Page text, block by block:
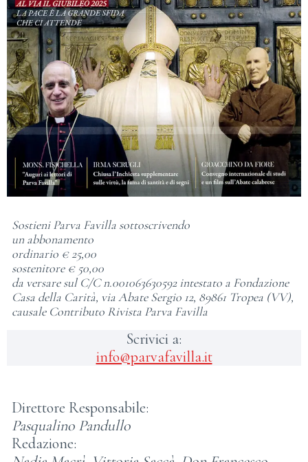
Sostieni Parva Favilla sottoscrivendo
un abbonamento
ordinario € 25,00
sostenitore € 50,00
da versare sul C/C n.001063630592 intestato a Fondazione
Casa della Carità, via Abate Sergio 12, 89861 Tropea (VV),
causale Contributo Rivista Parva Favilla
Scrivici a:
info@parvafavilla.it
Direttore Responsabile:
Pasqualino Pandullo
Redazione: